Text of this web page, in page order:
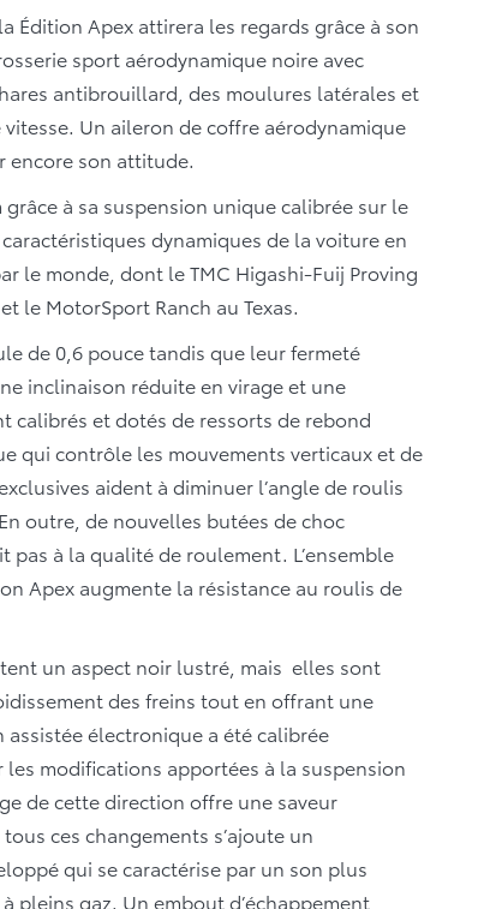
Édition Apex attirera les regards grâce à son
sport aérodynamique noire avec
antibrouillard, des moulures latérales et
Un aileron de coffre aérodynamique
encore son attitude.
à sa suspension unique calibrée sur le
dynamiques de la voiture en
le monde, dont le TMC Higashi-Fuij Proving
le MotorSport Ranch au Texas.
de 0,6 pouce tandis que leur fermeté
inclinaison réduite en virage et une
calibrés et dotés de ressorts de rebond
qui contrôle les mouvements verticaux et de
aident à diminuer l’angle de roulis
outre, de nouvelles butées de choc
à la qualité de roulement. L’ensemble
Apex augmente la résistance au roulis de
un aspect noir lustré, mais elles sont
des freins tout en offrant une
électronique a été calibrée
modifications apportées à la suspension
de cette direction offre une saveur
ces changements s’ajoute un
qui se caractérise par un son plus
pleins gaz. Un embout d’échappement